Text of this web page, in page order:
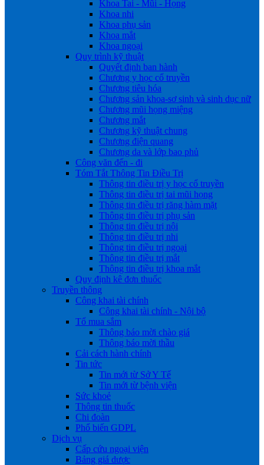
Khoa Tai - Mũi - Họng
Khoa nhi
Khoa phụ sản
Khoa mắt
Khoa ngoại
Quy trình kỹ thuật
Quyết định ban hành
Chương y học cổ truyền
Chương tiêu hóa
Chương sản khoa-sơ sinh và sinh dục nữ
Chương mũi họng miệng
Chương mắt
Chương kỹ thuật chung
Chương điện quang
Chương da và lớp bao phủ
Công văn đến - đi
Tóm Tắt Thông Tin Điều Trị
Thông tin điều trị y học cổ truyền
Thông tin điều trị tai mũi họng
Thông tin điều trị răng hàm mặt
Thông tin điều trị phụ sản
Thông tin điều trị nội
Thông tin điều trị nhi
Thông tin điều trị ngoại
Thông tin điều trị mắt
Thông tin điều trị khoa mắt
Quy định kê đơn thuốc
Truyền thông
Công khai tài chính
Công khai tài chính - Nội bộ
Tổ mua sắm
Thông báo mời chào giá
Thông báo mời thầu
Cải cách hành chính
Tin tức
Tin mới từ Sở Y Tế
Tin mới từ bệnh viện
Sức khoẻ
Thông tin thuốc
Chi đoàn
Phổ biến GDPL
Dịch vụ
Cấp cứu ngoại viện
Bảng giá dược